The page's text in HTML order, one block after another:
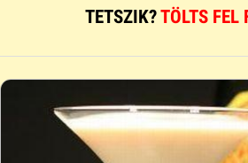
TETSZIK?TÖLTS FEL